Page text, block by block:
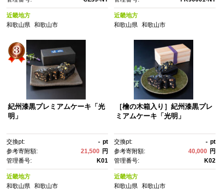
近畿地方
和歌山県
和歌山市
近畿地方
和歌山県 和歌山市
紀州漆黒プレミアムケーキ「光
明」
交換pt: - pt
参考寄附額:
21,500 円
管理番号:
K01
近畿地方
和歌山県
和歌山市
［檜の木箱入り］紀州漆黒プレ
ミアムケーキ「光明」
交換pt: - pt
参考寄附額:
40,000 円
管理番号:
K02
近畿地方
和歌山県 和歌山市